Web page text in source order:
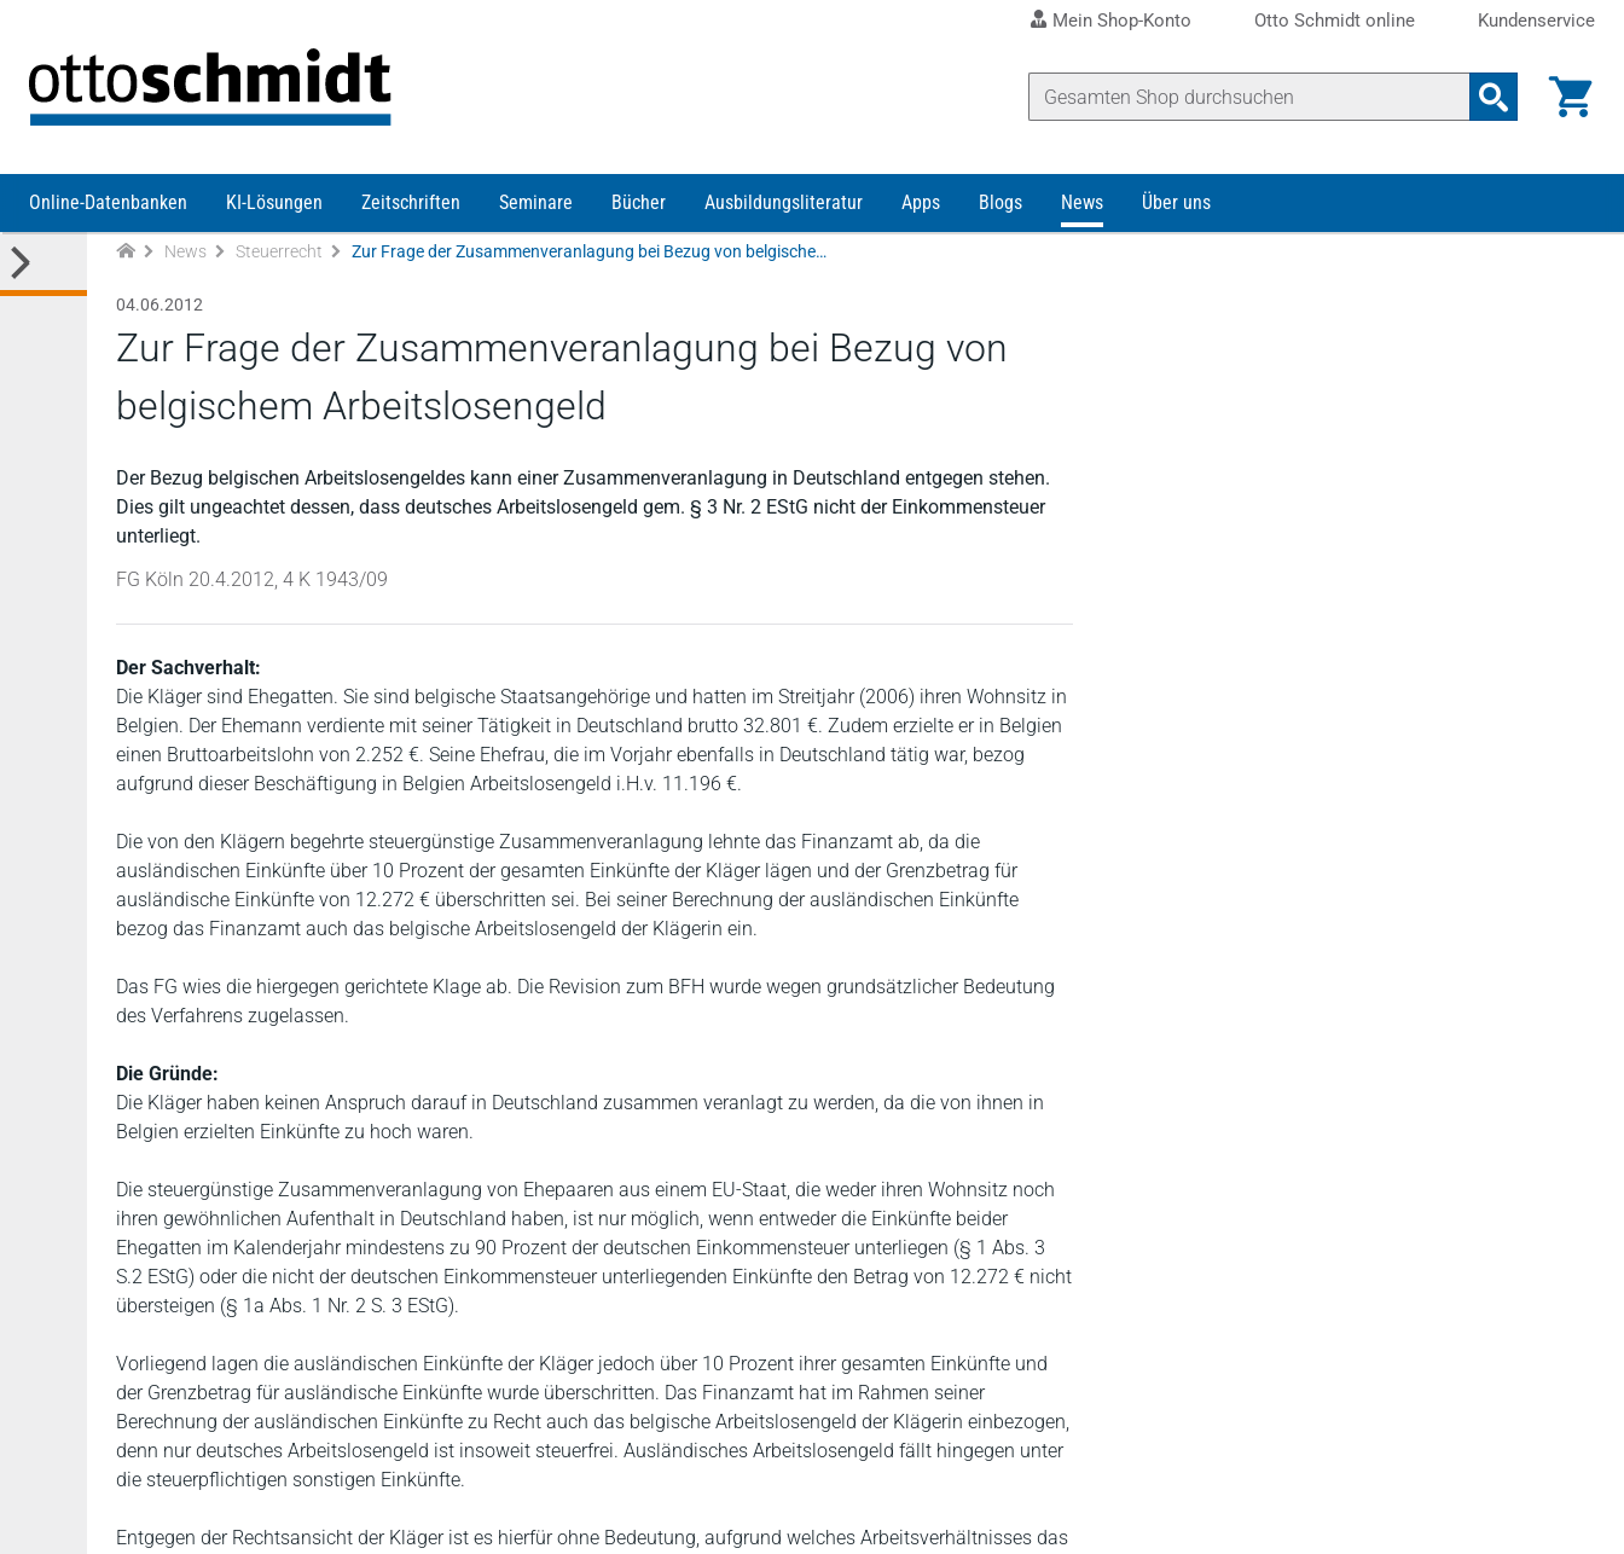
Mein Shop-Konto Otto Schmidt online Kundenservice
Online-Datenbanken KI-Lösungen Zeitschriften Seminare Bücher Ausbildungsliteratur Apps Blogs News Über uns
News Steuerrecht Zur Frage der Zusammenveranlagung bei Bezug von belgischem Arbeitslosengeld
04.06.2012
Zur Frage der Zusammenveranlagung bei Bezug von
belgischem Arbeitslosengeld
Der Bezug belgischen Arbeitslosengeldes kann einer Zusammenveranlagung in Deutschland entgegen stehen.
Dies gilt ungeachtet dessen, dass deutsches Arbeitslosengeld gem. § 3 Nr. 2 EStG nicht der Einkommensteuer
unterliegt.
FG Köln 20.4.2012, 4 K 1943/09
Der Sachverhalt:
Die Kläger sind Ehegatten. Sie sind belgische Staatsangehörige und hatten im Streitjahr (2006) ihren Wohnsitz in
Belgien. Der Ehemann verdiente mit seiner Tätigkeit in Deutschland brutto 32.801 €. Zudem erzielte er in Belgien
einen Bruttoarbeitslohn von 2.252 €. Seine Ehefrau, die im Vorjahr ebenfalls in Deutschland tätig war, bezog
aufgrund dieser Beschäftigung in Belgien Arbeitslosengeld i.H.v. 11.196 €.
Die von den Klägern begehrte steuergünstige Zusammenveranlagung lehnte das Finanzamt ab, da die
ausländischen Einkünfte über 10 Prozent der gesamten Einkünfte der Kläger lägen und der Grenzbetrag für
ausländische Einkünfte von 12.272 € überschritten sei. Bei seiner Berechnung der ausländischen Einkünfte
bezog das Finanzamt auch das belgische Arbeitslosengeld der Klägerin ein.
Das FG wies die hiergegen gerichtete Klage ab. Die Revision zum BFH wurde wegen grundsätzlicher Bedeutung
des Verfahrens zugelassen.
Die Gründe:
Die Kläger haben keinen Anspruch darauf in Deutschland zusammen veranlagt zu werden, da die von ihnen in
Belgien erzielten Einkünfte zu hoch waren.
Die steuergünstige Zusammenveranlagung von Ehepaaren aus einem EU-Staat, die weder ihren Wohnsitz noch
ihren gewöhnlichen Aufenthalt in Deutschland haben, ist nur möglich, wenn entweder die Einkünfte beider
Ehegatten im Kalenderjahr mindestens zu 90 Prozent der deutschen Einkommensteuer unterliegen (§ 1 Abs. 3
S.2 EStG) oder die nicht der deutschen Einkommensteuer unterliegenden Einkünfte den Betrag von 12.272 € nicht
übersteigen (§ 1a Abs. 1 Nr. 2 S. 3 EStG).
Vorliegend lagen die ausländischen Einkünfte der Kläger jedoch über 10 Prozent ihrer gesamten Einkünfte und
der Grenzbetrag für ausländische Einkünfte wurde überschritten. Das Finanzamt hat im Rahmen seiner
Berechnung der ausländischen Einkünfte zu Recht auch das belgische Arbeitslosengeld der Klägerin einbezogen,
denn nur deutsches Arbeitslosengeld ist insoweit steuerfrei. Ausländisches Arbeitslosengeld fällt hingegen unter
die steuerpflichtigen sonstigen Einkünfte.
Entgegen der Rechtsansicht der Kläger ist es hierfür ohne Bedeutung, aufgrund welches Arbeitsverhältnisses das